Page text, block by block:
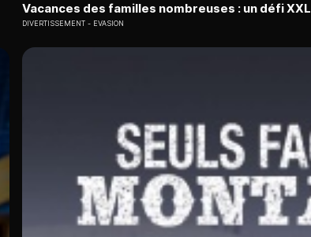
Vacances des familles nombreuses : un défi XXL
DIVERTISSEMENT EVASION